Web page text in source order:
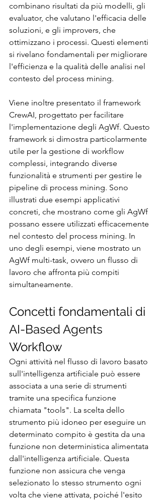
combinano risultati da più modelli, gli
evaluator, che valutano l'efficacia delle
soluzioni, e gli improvers, che
ottimizzano i processi. Questi elementi
si rivelano fondamentali per migliorare
l'efficienza e la qualità delle analisi nel
contesto del process mining.
Viene inoltre presentato il framework
CrewAI, progettato per facilitare
l'implementazione degli AgWf. Questo
framework si dimostra particolarmente
utile per la gestione di workflow
complessi, integrando diverse
funzionalità e strumenti per gestire le
pipeline di process mining. Sono
illustrati due esempi applicativi
concreti, che mostrano come gli AgWf
possano essere utilizzati efficacemente
nel contesto del process mining. In
uno degli esempi, viene mostrato un
AgWf multi-task, ovvero un flusso di
lavoro che affronta più compiti
simultaneamente.
Concetti fondamentali di
AI-Based Agents
Workflow
Ogni attività nel flusso di lavoro basato
sull'intelligenza artificiale può essere
associata a una serie di strumenti
tramite una specifica funzione
chiamata "tools". La scelta dello
strumento più idoneo per eseguire un
determinato compito è gestita da una
funzione non deterministica alimentata
dall'intelligenza artificiale. Questa
funzione non assicura che venga
selezionato lo stesso strumento ogni
volta che viene attivata, poiché l'esito